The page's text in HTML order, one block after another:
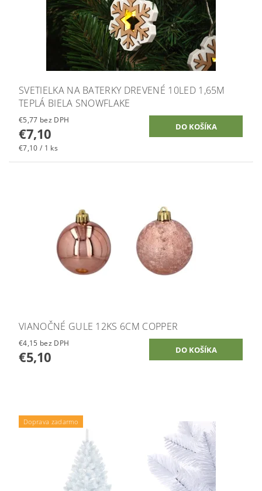
SVETIELKA NA BATERKY DREVENÉ 10LED 1,65M
TEPLÁ BIELA SNOWFLAKE
€5,77 bez DPH
€7,10
€7,10 / 1 ks
VIANOČNÉ GULE 12KS 6CM COPPER
€4,15 bez DPH
€5,10
Doprava zadarmo